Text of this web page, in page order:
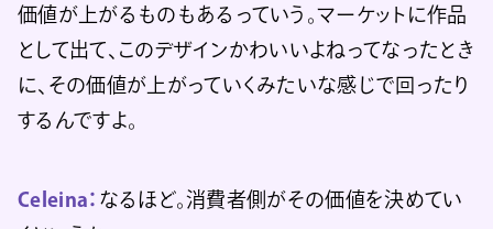
価値が上がるものもあるっていう。マーケットに作品
として出て、このデザインかわいいよねってなったとき
に、その価値が上がっていくみたいな感じで回ったり
するんですよ。
Celeina： なるほど。消費者側がその価値を決めてい